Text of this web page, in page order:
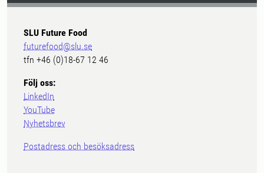
SLU Future Food
futurefood@slu.se
tfn +46 (0)18-67 12 46
Följ oss:
LinkedIn
YouTube
Nyhetsbrev
Postadress och besöksadress